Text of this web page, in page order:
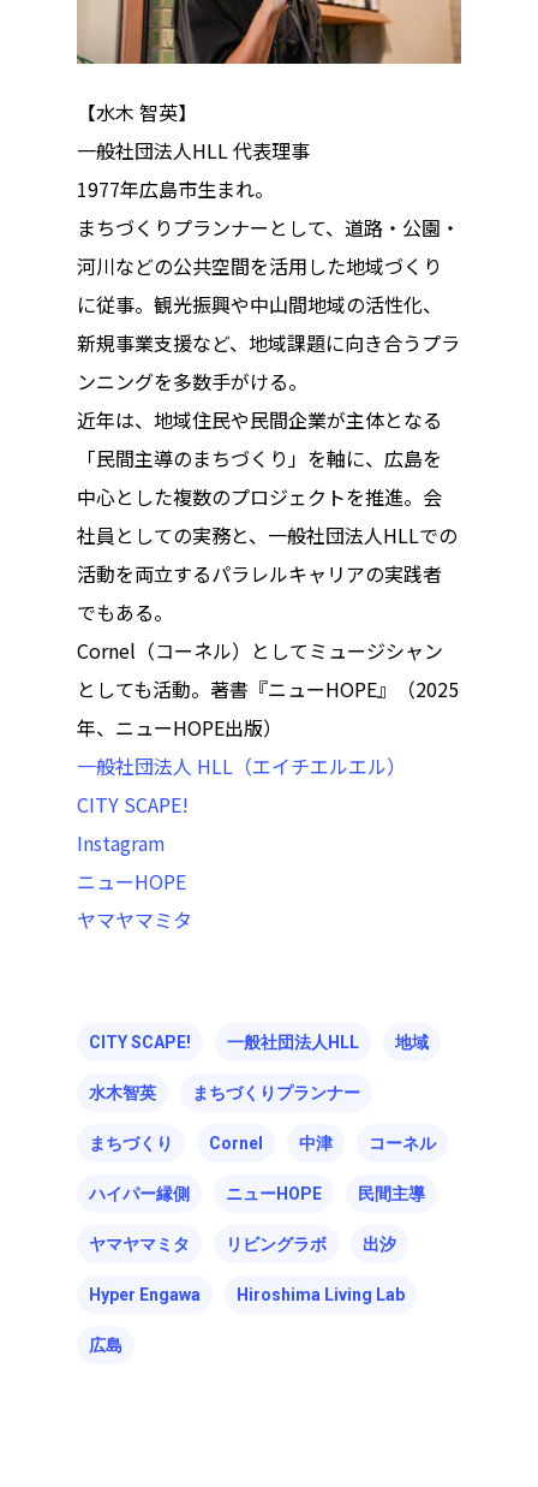
【水木 智英】
一般社団法人HLL 代表理事
1977年広島市生まれ。
まちづくりプランナーとして、道路・公園・
河川などの公共空間を活用した地域づくり
に従事。観光振興や中山間地域の活性化、
新規事業支援など、地域課題に向き合うプラ
ンニングを多数手がける。
近年は、地域住民や民間企業が主体となる
「民間主導のまちづくり」を軸に、広島を
中心とした複数のプロジェクトを推進。会
社員としての実務と、一般社団法人HLLでの
活動を両立するパラレルキャリアの実践者
でもある。
Cornel（コーネル）としてミュージシャン
としても活動。著書『ニューHOPE』（2025
年、ニューHOPE出版）
一般社団法人 HLL（エイチエルエル）
CITY SCAPE!
Instagram
ニューHOPE
ヤマヤマミタ
CITY SCAPE! 一般社団法人HLL 地域
水木智英 まちづくりプランナー
まちづくり Cornel 中津 コーネル
ハイパー縁側 ニューHOPE 民間主導
ヤマヤマミタ リビングラボ 出汐
Hyper Engawa Hiroshima Living Lab
広島